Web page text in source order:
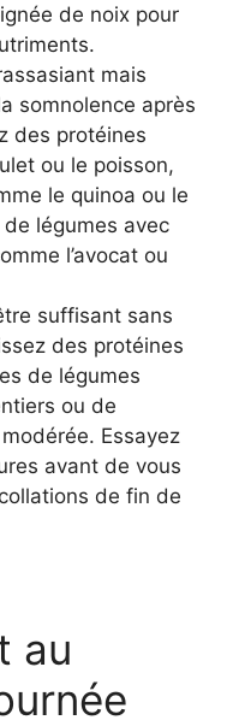
de noix pour
mais
somnolence après
des protéines
ou le poisson,
le quinoa ou le
légumes avec
l’avocat ou
suffisant sans
des protéines
de légumes
ou de
Essayez
avant de vous
de fin de
au